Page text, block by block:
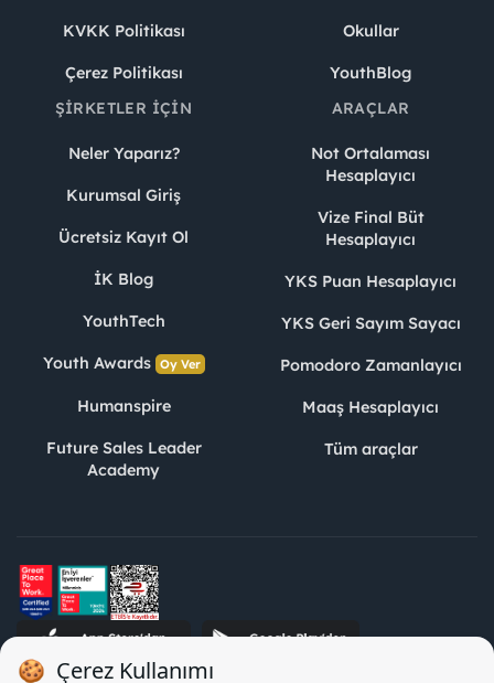
KVKK Politikası
Çerez Politikası
Okullar
YouthBlog
ŞIRKETLER İÇIN
Neler Yaparız?
Kurumsal Giriş
Ücretsiz Kayıt Ol
İK Blog
YouthTech
Youth Awards Oy Ver
Humanspire
Future Sales Leader
Academy
ARAÇLAR
Not Ortalaması
Hesaplayıcı
Vize Final Büt
Hesaplayıcı
YKS Puan Hesaplayıcı
YKS Geri Sayım Sayacı
Pomodoro Zamanlayıcı
Maaş Hesaplayıcı
Tüm araçlar